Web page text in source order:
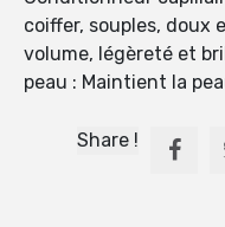
coiffer, souples,
volume, légèreté et
peau : Maintient la
Share !